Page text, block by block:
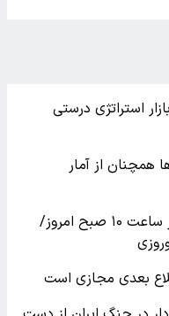
استراتژی درستی
از آمار
اعمال محدودیت تردد در چالوس از ساعت ۱۰ صبح امروز/
بعدی مجازی است